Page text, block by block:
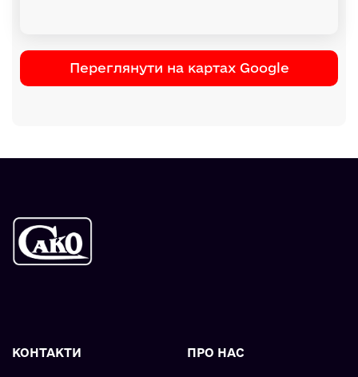
Переглянути на картах Google
КОНТАКТИ ПРО НАС